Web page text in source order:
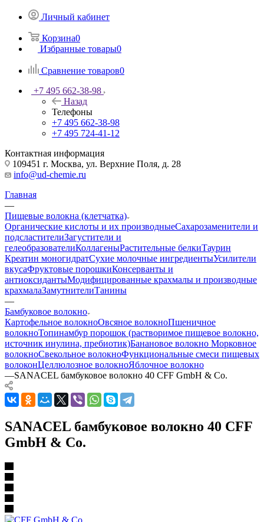
Личный кабинет
Корзина0
Избранные товары0
Сравнение товаров0
+7 495 662-38-98
Назад
Телефоны
+7 495 662-38-98
+7 495 724-41-12
Контактная информация
109451 г. Москва, ул. Верхние Поля, д. 28
info@ud-chemie.ru
Главная
—
Пищевые волокна (клетчатка)
Органические кислоты и их производныеСахарозаменители и
подсластителиЗагустители и
гелеобразователиКоллагеныРастительные белкиТаурин
Креатин моногидратСухие молочные ингредиентыУсилители
вкусаФруктовые порошкиКонсерванты и
антиоксидантыМодифицированные крахмалы и производные
крахмалаЗамутнителиТанины
—
Бамбуковое волокно
Картофельное волокноОвсяное волокноПшеничное
волокноТопинамбур порошок (растворимое пищевое волокно,
источник инулина, пребиотик)Банановое волокно Морковное
волокноСвекольное волокноФункциональные смеси пищевых
волоконЦеллюлозное волокноЯблочное волокно
—SANACEL бамбуковое волокно 40 CFF GmbH & Co.
SANACEL бамбуковое волокно 40 CFF
GmbH & Co.